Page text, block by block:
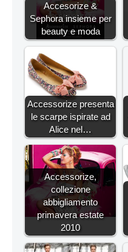
Accesorize &
Sephora insieme per
beauty e moda
Accessorize presenta
le scarpe ispirate ad
Alice nel…
Accessorize,
collezione
abbigliamento
primavera estate
2010